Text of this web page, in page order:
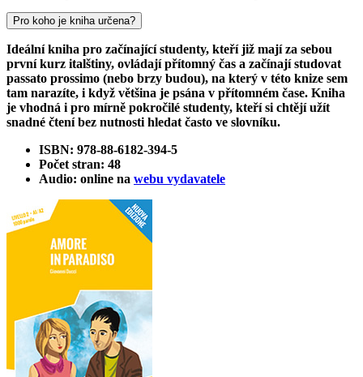
Pro koho je kniha určena?
Ideální kniha pro začínající studenty, kteří již mají za sebou
první kurz italštiny, ovládají přítomný čas a začínají studovat
passato prossimo (nebo brzy budou), na který v této knize sem
tam narazíte, i když většina je psána v přítomném čase. Kniha
je vhodná i pro mírně pokročilé studenty, kteří si chtějí užít
snadné čtení bez nutnosti hledat často ve slovníku.
ISBN: 978-88-6182-394-5
Počet stran: 48
Audio: online na webu vydavatele